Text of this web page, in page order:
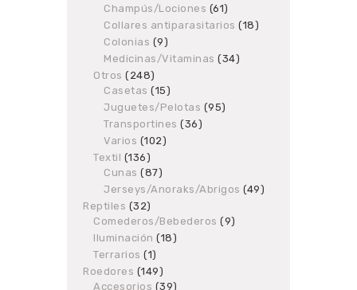
products
Champús/Lociones 6161
products
Collares antiparasitarios 1818
Colonias 99
products
Medicinas/Vitaminas 3434
Otros 248248
products
Casetas 1515
products
Juguetes/Pelotas 9595
Transportines 3636
Varios 102102
Textil 136136
products
Cunas 8787
products
Jerseys/Anoraks/Abrigos 4949
Reptiles 3232
products
Comederos/Bebederos 99
Iluminación 1818
Terrarios 11
product
Roedores 149149
products
Accesorios 3939